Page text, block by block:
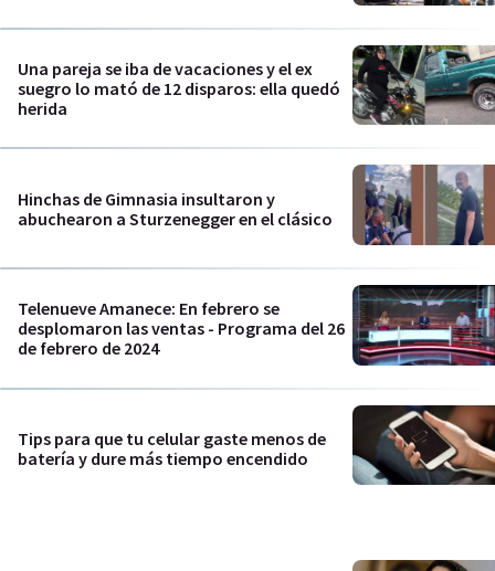
Una pareja se iba de vacaciones y el ex
suegro lo mató de 12 disparos: ella quedó
herida
Hinchas de Gimnasia insultaron y
abuchearon a Sturzenegger en el clásico
Telenueve Amanece: En febrero se
desplomaron las ventas - Programa del 26
de febrero de 2024
Tips para que tu celular gaste menos de
batería y dure más tiempo encendido